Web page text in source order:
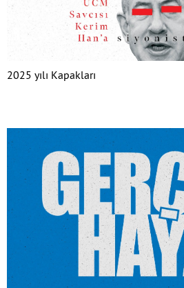
2025 yılı Kapakları